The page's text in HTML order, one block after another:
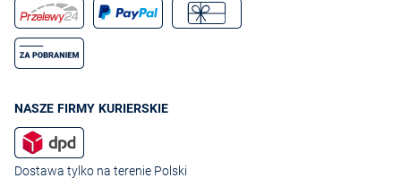
NASZE FIRMY KURIERSKIE
Dostawa tylko na terenie Polski